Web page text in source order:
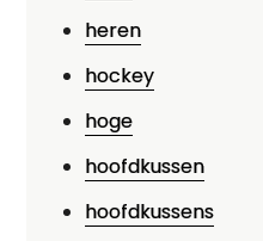
heren
hockey
hoge
hoofdkussen
hoofdkussens